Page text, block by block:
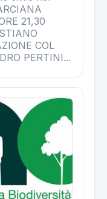
21,30
COL
PERTINI...